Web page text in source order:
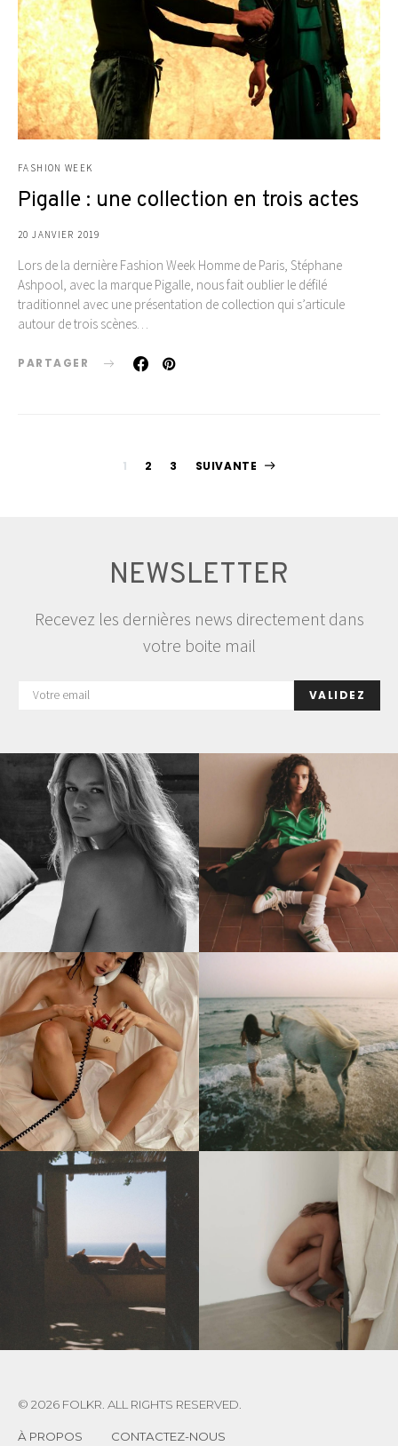
FASHION WEEK
Pigalle : une collection en trois actes
20 JANVIER 2019
Lors de la dernière Fashion Week Homme de Paris, Stéphane
Ashpool, avec la marque Pigalle, nous fait oublier le défilé
traditionnel avec une présentation de collection qui s’articule
autour de trois scènes…
PARTAGER
Pagination
1 2 3 SUIVANTE
NEWSLETTER
Recevez les dernières news directement dans
votre boite mail
VALIDEZ
© 2026 FOLKR. ALL RIGHTS RESERVED.
À PROPOS CONTACTEZ-NOUS